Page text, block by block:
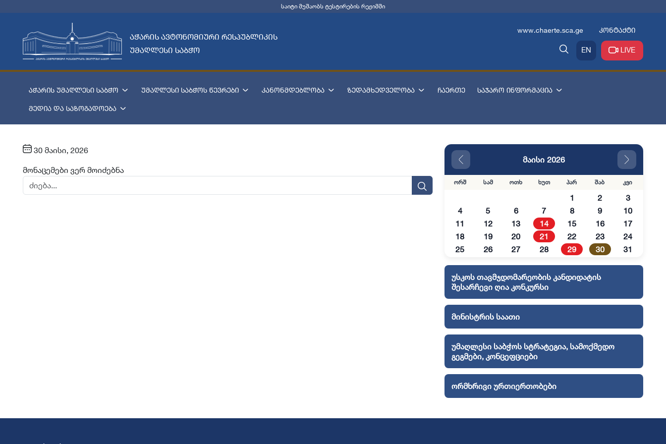
საიტი მუშაობს ტესტირების რეჟიმში
აჭარის ავტონომიური რესპუბლიკის
უმაღლესი საბჭო
www.chaerte.sca.ge კონტაქტი
EN LIVE
აჭარის უმაღლესი საბჭო უმაღლესი საბჭოს წევრები კანონმდებლობა ზედამხედველობა ჩაერთე საჯარო ინფორმაცია
მედია და საზოგადოება
30 მაისი, 2026
მონაცემები ვერ მოიძებნა
მაისი 2026
ორშ სამ ოთხ ხუთ პარ შაბ კვი
1 2
3
4
5 6 7 8 9
10
11
12 13 14 15 16
17
18
19 20 21 22 23
24
25
26 27 28 29 30 31
უსკოს თავმჯდომარეობის კანდიდატის
შესარჩევი ღია კონკურსი
მინისტრის საათი
უმაღლესი საბჭოს სტრატეგია, სამოქმედო
გეგმები, კონცეფციები
ორმხრივი ურთიერთობები